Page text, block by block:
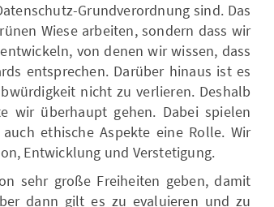
Grundverordnung sind. Das
Wiese arbeiten, sondern dass wir
von denen wir wissen, dass
entsprechen. Darüber hinaus ist es
nicht zu verlieren. Deshalb
wir überhaupt gehen. Dabei spielen
ethische Aspekte eine Rolle. Wir
Entwicklung und Verstetigung.
sehr große Freiheiten geben, damit
dann gilt es zu evaluieren und zu